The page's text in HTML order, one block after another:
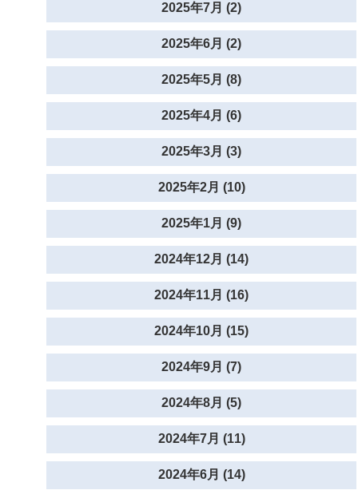
2025年7月 (2)
2025年6月 (2)
2025年5月 (8)
2025年4月 (6)
2025年3月 (3)
2025年2月 (10)
2025年1月 (9)
2024年12月 (14)
2024年11月 (16)
2024年10月 (15)
2024年9月 (7)
2024年8月 (5)
2024年7月 (11)
2024年6月 (14)